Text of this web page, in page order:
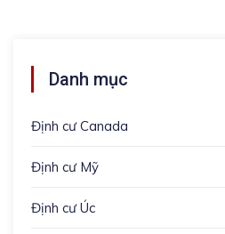
Danh mục
Định cư Canada
Định cư Mỹ
Định cư Úc